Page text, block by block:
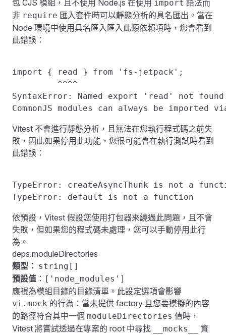
包 CJS 模組，且不使用 Node.js 在使用 import 語法而
非 require 匯入套件時可以靜態分析的具名匯出。當在
Node 環境中使用具名匯入匯入此類依賴項時，您會看到
此錯誤：
import { read } from 'fs-jetpack';
         ^^^^
SyntaxError: Named export 'read' not
CommonJS modules can always be
Vitest 不會進行靜態分析，且無法在您執行程式碼之前失
敗，因此如果停用此功能，您很可能會在執行測試時看到
此錯誤：
TypeError: createAsyncThunk is not a
TypeError: default is not a function
依預設，Vitest 假設您使用打包器來繞過此問題，且不會
失敗，但如果您的程式碼未處理，您可以手動停用此行
為。
deps.moduleDirectories
類型： string[]
預設值 ： ['node_modules']
應視為模組目錄的目錄清單。此設定選項會影響
vi.mock 的行為：當未提供 factory 且您要模擬的內容
的路徑符合其中一個 moduleDirectories 值時，
Vitest 將嘗試透過在專案的 root 中尋找 __mocks__
資